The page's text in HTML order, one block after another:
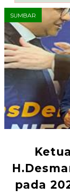
SUMBAR
pada